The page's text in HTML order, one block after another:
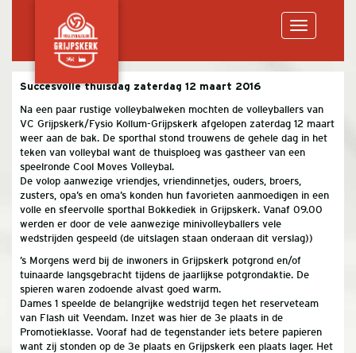
navigation
Succesvolle thuisdag zaterdag 12 maart 2016
Na een paar rustige volleybalweken mochten de volleyballers van
VC Grijpskerk/Fysio Kollum-Grijpskerk afgelopen zaterdag 12 maart
weer aan de bak. De sporthal stond trouwens de gehele dag in het
teken van volleybal want de thuisploeg was gastheer van een
speelronde Cool Moves Volleybal.
De volop aanwezige vriendjes, vriendinnetjes, ouders, broers,
zusters, opa’s en oma’s konden hun favorieten aanmoedigen in een
volle en sfeervolle sporthal Bokkediek in Grijpskerk. Vanaf 09.00
werden er door de vele aanwezige minivolleyballers vele
wedstrijden gespeeld (de uitslagen staan onderaan dit verslag))
’s Morgens werd bij de inwoners in Grijpskerk potgrond en/of
tuinaarde langsgebracht tijdens de jaarlijkse potgrondaktie. De
spieren waren zodoende alvast goed warm.
Dames 1 speelde de belangrijke wedstrijd tegen het reserveteam
van Flash uit Veendam. Inzet was hier de 3e plaats in de
Promotieklasse. Vooraf had de tegenstander iets betere papieren
want zij stonden op de 3e plaats en Grijpskerk een plaats lager. Het